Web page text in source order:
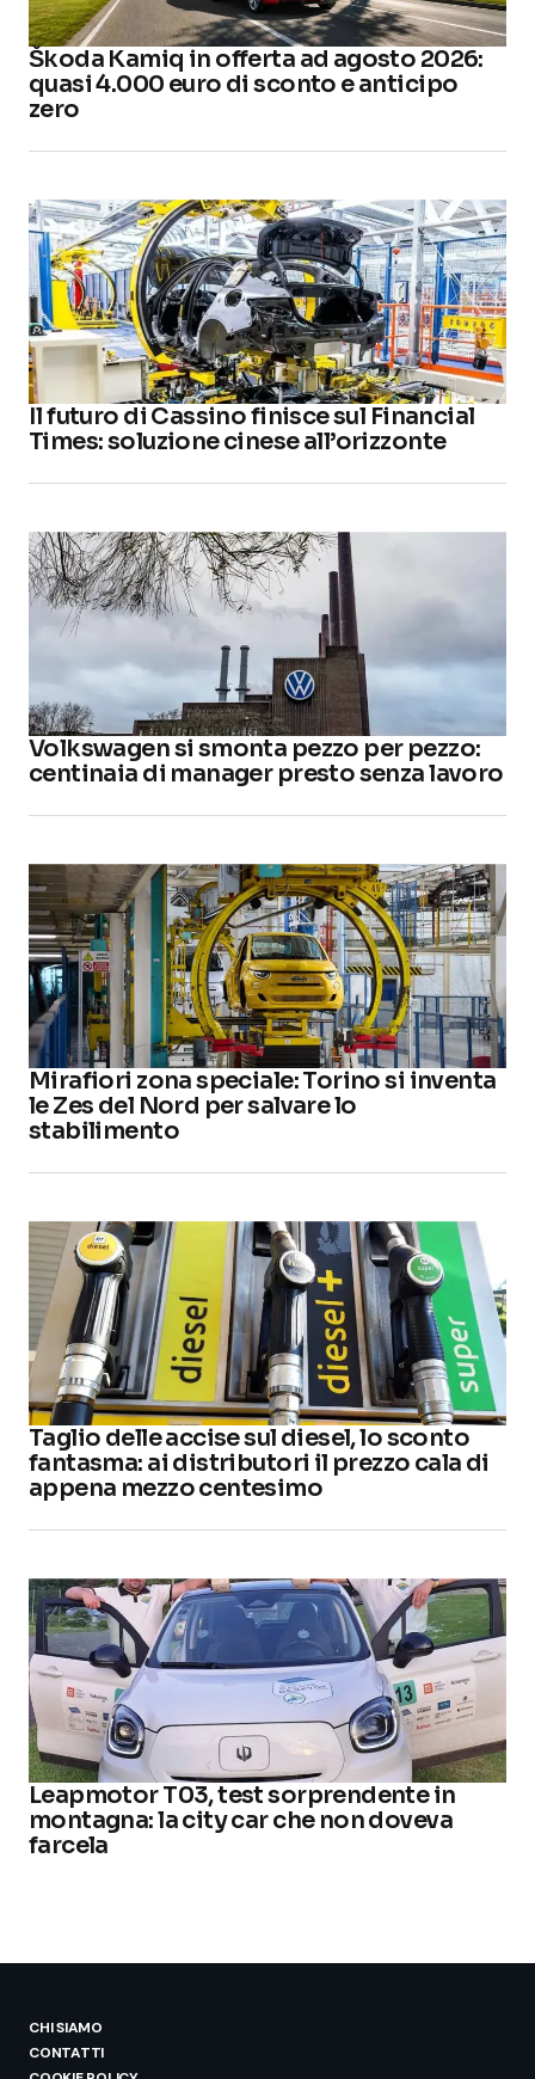
Škoda Kamiq in offerta ad agosto 2026:
quasi 4.000 euro di sconto e anticipo
zero
Il futuro di Cassino finisce sul Financial
Times: soluzione cinese all’orizzonte
Volkswagen si smonta pezzo per pezzo:
centinaia di manager presto senza lavoro
Mirafiori zona speciale: Torino si inventa
le Zes del Nord per salvare lo
stabilimento
Taglio delle accise sul diesel, lo sconto
fantasma: ai distributori il prezzo cala di
appena mezzo centesimo
Leapmotor T03, test sorprendente in
montagna: la city car che non doveva
farcela
CHI SIAMO
CONTATTI